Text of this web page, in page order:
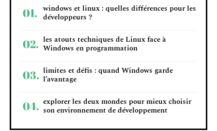
windows et linux : quelles différences pour les
développeurs ?
les atouts techniques de Linux face à
Windows en programmation
limites et défis : quand Windows garde
l’avantage
explorer les deux mondes pour mieux choisir
son environnement de développement